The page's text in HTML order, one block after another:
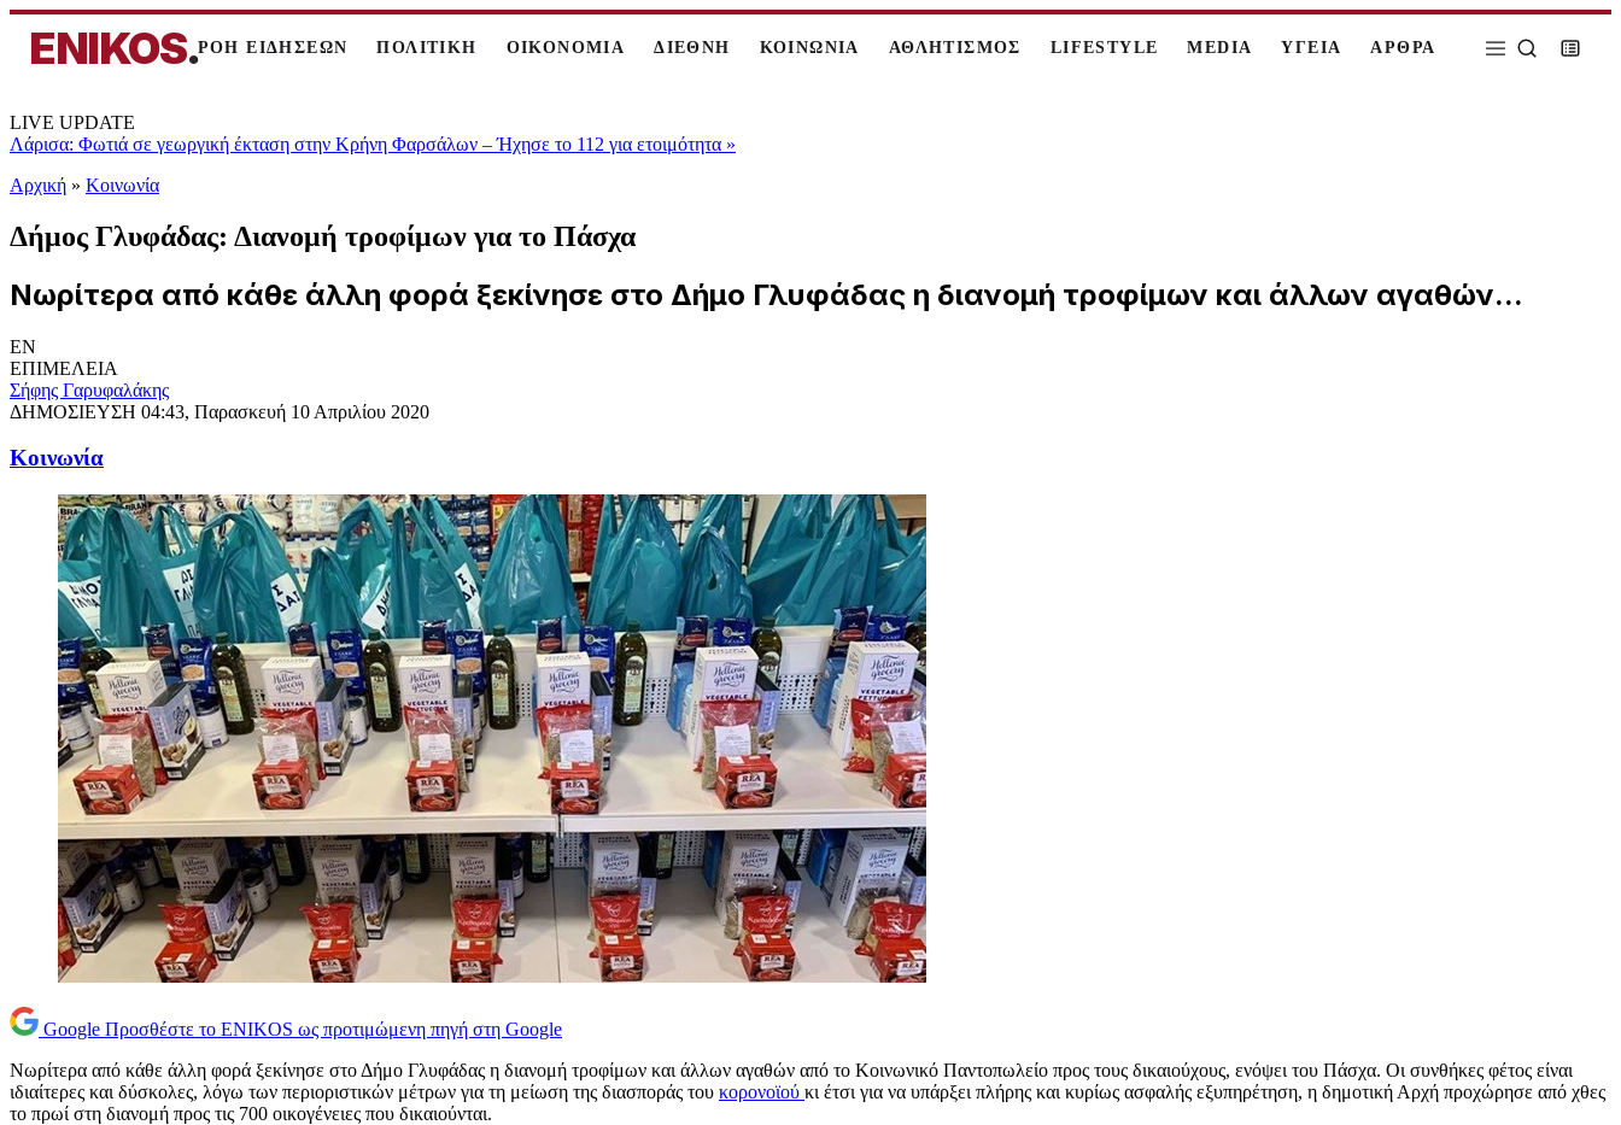
ENIKOS.ΡΟΗ ΕΙΔΗΣΕΩΝ ΠΟΛΙΤΙΚΗ ΟΙΚΟΝΟΜΙΑ ΔΙΕΘΝΗ ΚΟΙΝΩΝΙΑ ΑΘΛΗΤΙΣΜΟΣ LIFESTYLE MEDIA ΥΓΕΙΑ ΑΡΘΡΑ
LIVE UPDATE
Λάρισα: Φωτιά σε γεωργική έκταση στην Κρήνη Φαρσάλων – Ήχησε το 112 για ετοιμότητα »
Αρχική » Κοινωνία
Δήμος Γλυφάδας: Διανομή τροφίμων για το Πάσχα
Νωρίτερα από κάθε άλλη φορά ξεκίνησε στο Δήμο Γλυφάδας η διανομή τροφίμων και άλλων αγαθών...
EN
ΕΠΙΜΕΛΕΙΑ
Σήφης Γαρυφαλάκης
ΔΗΜΟΣΙΕΥΣΗ 04:43, Παρασκευή 10 Απριλίου 2020
Κοινωνία
Google Προσθέστε το ENIKOS ως προτιμώμενη πηγή στη Google
Νωρίτερα από κάθε άλλη φορά ξεκίνησε στο Δήμο Γλυφάδας η διανομή τροφίμων και άλλων αγαθών από το Κοινωνικό Παντοπωλείο προς τους δικαιούχους, ενόψει του Πάσχα. Οι συνθήκες φέτος είναι
ιδιαίτερες και δύσκολες, λόγω των περιοριστικών μέτρων για τη μείωση της διασποράς του κορονοϊού κι έτσι για να υπάρξει πλήρης και κυρίως ασφαλής εξυπηρέτηση, η δημοτική Αρχή προχώρησε από χθες
το πρωί στη διανομή προς τις 700 οικογένειες που δικαιούνται.